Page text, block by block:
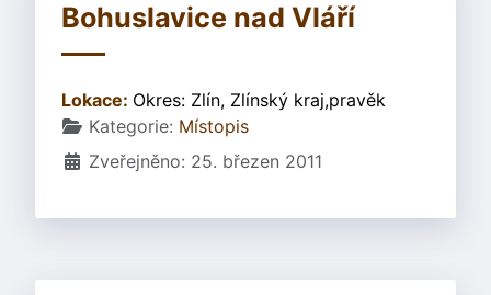
Bohuslavice nad Vláří
Lokace: Okres: Zlín, Zlínský kraj,pravěk
Základní údaje
Kategorie: Místopis
Zveřejněno: 25. březen 2011